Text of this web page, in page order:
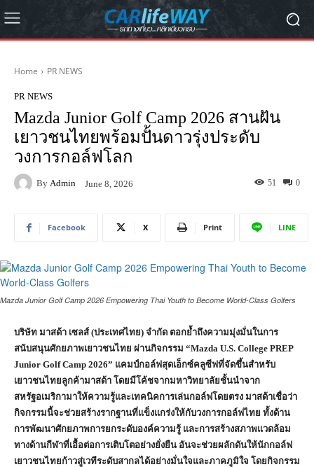
Home PR NEWS
PR NEWS
Mazda Junior Golf Camp 2026 สานฝัน
เยาวชนไทยพร้อมปั้นดาวรุ่งประดับ
วงการกอล์ฟโลก
By Admin June 8, 2026 0
51
Facebook X Print LINE
Mazda Junior Golf Camp 2026 Empowering Thai Youth to Become World-Class Golfers
บริษัท มาสด้า เซลส์ (ประเทศไทย) จำกัด ตอกย้ำถึงความมุ่งมั่นในการ
สนับสนุนศักยภาพเยาวชนไทย ผ่านกิจกรรม “Mazda U.S. College PREP
Junior Golf Camp 2026” แคมป์กอล์ฟสุดเอ็กซ์คลูซีฟที่จัดขึ้นสำหรับ
เยาวชนไทยลูกค้ามาสด้า โดยมีโค้ชจากมหาวิทยาลัยชั้นนำจาก
สหรัฐอเมริกามาให้ความรู้และเทคนิคการเล่นกอล์ฟโดยตรง มาสด้าเชื่อว่า
กิจกรรมนี้จะช่วยสร้างรากฐานที่แข็งแกร่งให้กับวงการกอล์ฟไทย ทั้งด้าน
การพัฒนาศักยภาพการยกระดับองค์ความรู้ และการสร้างสภาพแวดล้อม
ทางด้านกีฬาที่เอื้อต่อการเติบโตอย่างยั่งยืน อันจะช่วยผลักดันให้นักกอล์ฟ
เยาวชนไทยก้าวสู่เวทีระดับสากลได้อย่างมั่นใจและภาคภูมิใจ โดยกิจกรรม